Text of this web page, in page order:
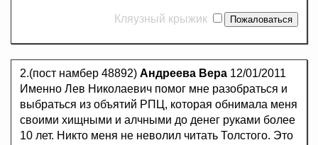
Кляузный крыжик
2.(пост намбер 48892) Андреева Вера 12/01/2011
Именно Лев Николаевич помог мне разобраться и
выбраться из объятий РПЦ, которая обнимала меня
своими хищными и алчными до денег руками более
10 лет. Никто меня не неволил читать Толстого. Это